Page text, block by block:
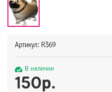
Артикул: R369
В наличии
150р.